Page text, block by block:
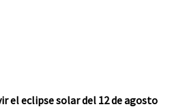
el eclipse solar del 12 de agosto